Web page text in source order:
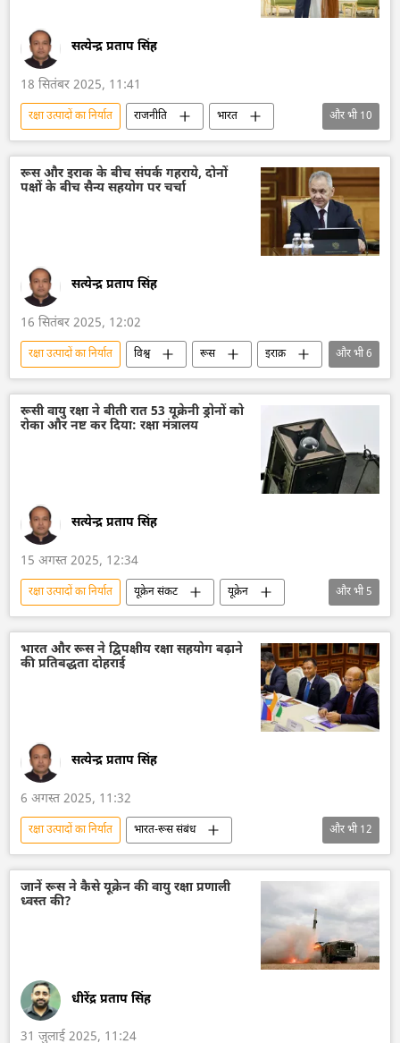
रोस्टेक
रोसोबोरोनेक्सपोर्टसत्येन्द्र प्रताप सिंह
18 सितंबर 2025, 11:41
रक्षा उत्पादों का निर्यात राजनीति
भारत
भारत सरकार
सऊदी अरब
पाकिस्तान
रक्षा-पंक्ति
शहबाज शरीफ
विदेश मंत्रालय
भारत का विदेश मंत्रालय (MEA)
और भी10
रूस और इराक के बीच संपर्क गहराये, दोनों
पक्षों के बीच सैन्य सहयोग पर चर्चा
सत्येन्द्र प्रताप सिंह
16 सितंबर 2025, 12:02
रक्षा उत्पादों का निर्यात विश्व रूस
इराक़
राष्ट्रीय सुरक्षा
सैन्य तकनीकी सहयोग
सैन्य तकनीक
रूसी सैन्य तकनीक
सैन्य सहायता
और भी6
रूसी वायु रक्षा ने बीती रात 53 यूक्रेनी ड्रोनों को
रोका और नष्ट कर दिया: रक्षा मंत्रालय
सत्येन्द्र प्रताप सिंह
15 अगस्त 2025, 12:34
रक्षा उत्पादों का निर्यात यूक्रेन संकट
यूक्रेन
यूक्रेन सशस्त्र बल
यूक्रेन का जवाबी हमला
वायु रक्षा
रक्षा-पंक्ति रक्षा मंत्रालय (MoD)
और भी5
भारत और रूस ने द्विपक्षीय रक्षा सहयोग बढ़ाने
की प्रतिबद्धता दोहराई
सत्येन्द्र प्रताप सिंह
6 अगस्त 2025, 11:32
रक्षा उत्पादों का निर्यात
भारत-रूस संबंध
द्विपक्षीय रिश्ते
द्विपक्षीय व्यापार
भारत
भारत सरकार
भारत का विकास
और भी12
जानें रूस ने कैसे यूक्रेन की वायु रक्षा प्रणाली
ध्वस्त की?
धीरेंद्र प्रताप सिंह
31 जुलाई 2025, 11:24